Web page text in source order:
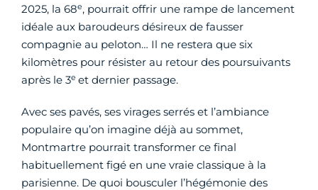
2025, la 68e, pourrait offrir une rampe de lancement
idéale aux baroudeurs désireux de fausser
compagnie au peloton… Il ne restera que six
kilomètres pour résister au retour des poursuivants
après le 3e et dernier passage.
Avec ses pavés, ses virages serrés et l’ambiance
populaire qu’on imagine déjà au sommet,
Montmartre pourrait transformer ce final
habituellement figé en une vraie classique à la
parisienne. De quoi bousculer l’hégémonie des